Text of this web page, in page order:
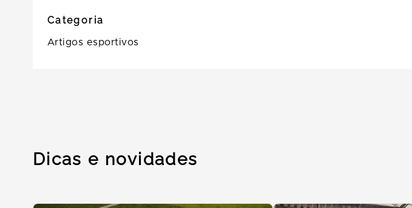
Categoria
Artigos esportivos
Dicas e novidades